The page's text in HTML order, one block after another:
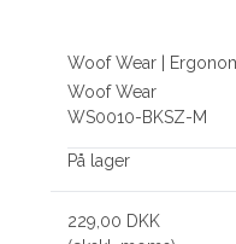
Woof Wear |
Woof Wear
WS0010-BKSZ-M
På lager
229,00 DKK